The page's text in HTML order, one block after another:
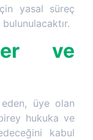
yasal süreç
ve
üye olan
hukuka ve
kabul